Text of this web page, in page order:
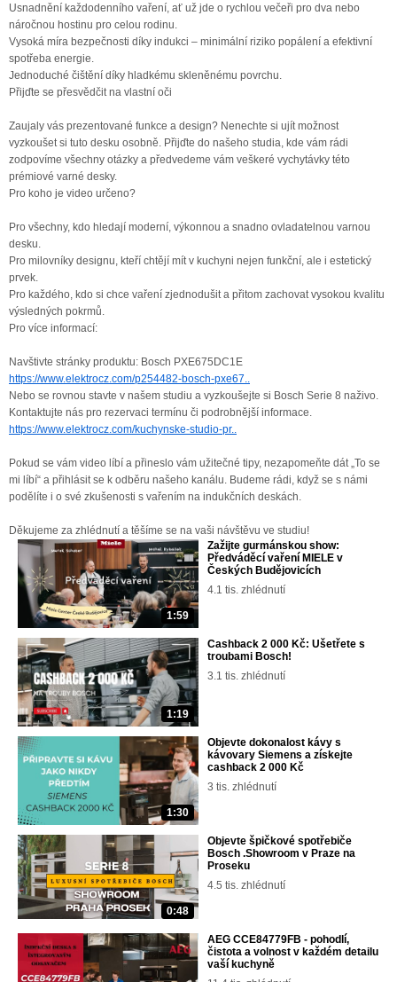
Usnadnění každodenního vaření, ať už jde o rychlou večeři pro dva nebo
náročnou hostinu pro celou rodinu.
Vysoká míra bezpečnosti díky indukci – minimální riziko popálení a efektivní
spotřeba energie.
Jednoduché čištění díky hladkému skleněnému povrchu.
Přijďte se přesvědčit na vlastní oči
Zaujaly vás prezentované funkce a design? Nenechte si ujít možnost
vyzkoušet si tuto desku osobně. Přijďte do našeho studia, kde vám rádi
zodpovíme všechny otázky a předvedeme vám veškeré vychytávky této
prémiové varné desky.
Pro koho je video určeno?
Pro všechny, kdo hledají moderní, výkonnou a snadno ovladatelnou varnou
desku.
Pro milovníky designu, kteří chtějí mít v kuchyni nejen funkční, ale i estetický
prvek.
Pro každého, kdo si chce vaření zjednodušit a přitom zachovat vysokou kvalitu
výsledných pokrmů.
Pro více informací:
Navštivte stránky produktu: Bosch PXE675DC1E
https://www.elektrocz.com/p254482-bosch-pxe67..
Nebo se rovnou stavte v našem studiu a vyzkoušejte si Bosch Serie 8 naživo.
Kontaktujte nás pro rezervaci termínu či podrobnější informace.
https://www.elektrocz.com/kuchynske-studio-pr..
Pokud se vám video líbí a přineslo vám užitečné tipy, nezapomeňte dát „To se
mi líbí“ a přihlásit se k odběru našeho kanálu. Budeme rádi, když se s námi
podělíte i o své zkušenosti s vařením na indukčních deskách.
Děkujeme za zhlédnutí a těšíme se na vaši návštěvu ve studiu!
1:59
Zažijte gurmánskou show:
Předváděcí vaření MIELE v
Českých Budějovicích
4.1 tis. zhlédnutí
1:19
Cashback 2 000 Kč: Ušetřete s
troubami Bosch!
3.1 tis. zhlédnutí
1:30
Objevte dokonalost kávy s
kávovary Siemens a získejte
cashback 2 000 Kč
3 tis. zhlédnutí
0:48
Objevte špičkové spotřebiče
Bosch .Showroom v Praze na
Proseku
4.5 tis. zhlédnutí
AEG CCE84779FB - pohodlí,
čistota a volnost v každém detailu
vaší kuchyně